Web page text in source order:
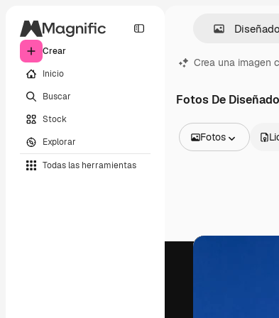
Crear
Inicio
Buscar
Stock
Explorar
Todas las herramientas
Crea una imagen
Fotos De
Fotos
Vídeos